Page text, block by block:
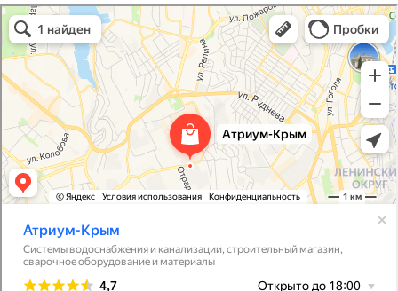
Атриум-Крым
Системы водоснабжения, отопления, канализации в Севастополе
Снабжение строительных объектов в Севастополе